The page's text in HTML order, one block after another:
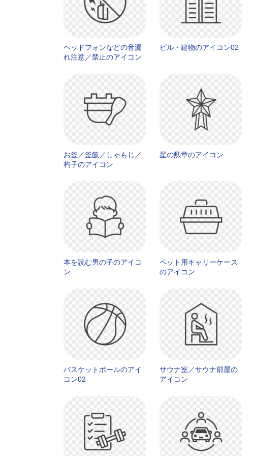
ヘッドフォンなどの音漏
れ注意／禁止のアイコン
ビル・建物のアイコン02
お釜／釜飯／しゃもじ／
杓子のアイコン
星の勲章のアイコン
本を読む男の子のアイコ
ン
ペット用キャリーケース
のアイコン
バスケットボールのアイ
コン02
サウナ室／サウナ部屋の
アイコン